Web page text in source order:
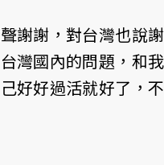
謝謝，對台灣也說謝
灣國內的問題，和我
好好過活就好了，不